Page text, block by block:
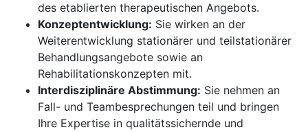
des etablierten therapeutischen Angebots.
Konzeptentwicklung: Sie wirken an der
Weiterentwicklung stationärer und teilstationärer
Behandlungsangebote sowie an
Rehabilitationskonzepten mit.
Interdisziplinäre Abstimmung: Sie nehmen an
Fall- und Teambesprechungen teil und bringen
Ihre Expertise in qualitätssichernde und